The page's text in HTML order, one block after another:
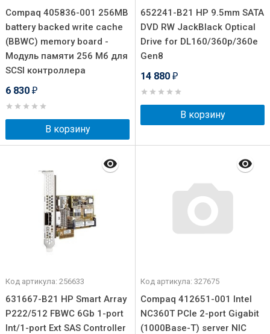
Compaq 405836-001 256MB
battery backed write cache
(BBWC) memory board -
Модуль памяти 256 Мб для
SCSI контроллера
6 830 ₽
В корзину
652241-B21 HP 9.5mm SATA
DVD RW JackBlack Optical
Drive for DL160/360p/360e
Gen8
14 880 ₽
В корзину
Код артикула: 256633
631667-B21 HP Smart Array
P222/512 FBWC 6Gb 1-port
Int/1-port Ext SAS Controller
Код артикула: 327675
Compaq 412651-001 Intel
NC360T PCIe 2-port Gigabit
(1000Base-T) server NIC